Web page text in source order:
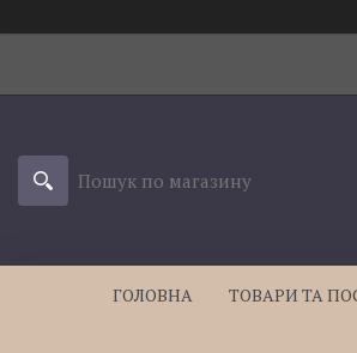
ГОЛОВНА ТОВАРИ ТА